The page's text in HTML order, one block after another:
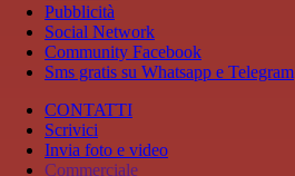
Pubblicità
Social Network
Community Facebook
Sms gratis su Whatsapp e Telegram
CONTATTI
Scrivici
Invia foto e video
Commerciale